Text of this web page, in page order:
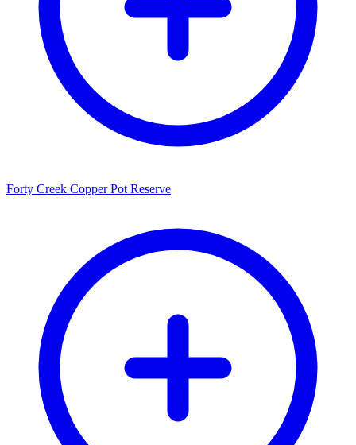
Forty Creek Copper Pot Reserve